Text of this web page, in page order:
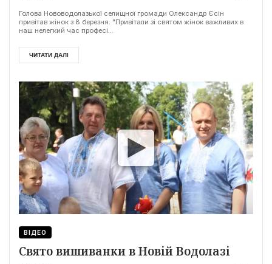
Голова Нововодолазької селищної громади Олександр Єсін
привітав жінок з 8 березня. "Привітали зі святом жінок важливих в
наш нелегкий час професі...
ЧИТАТИ ДАЛІ
ВІДЕО
Свято вишиванки в Новій Водолазі